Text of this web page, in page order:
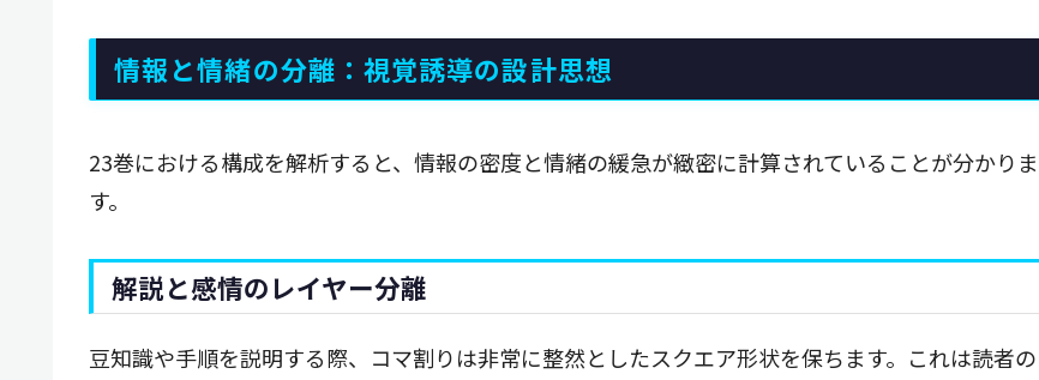
情報と情緒の分離：視覚誘導の設計思想
23巻における構成を解析すると、情報の密度と情緒の緩急が緻密に計算されていることが分かりま
す。
解説と感情のレイヤー分離
豆知識や手順を説明する際、コマ割りは非常に整然としたスクエア形状を保ちます。これは読者の